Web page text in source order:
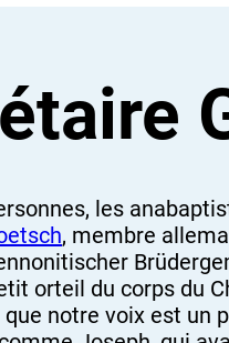
les
, membre
orteil du corps du
notre voix est un